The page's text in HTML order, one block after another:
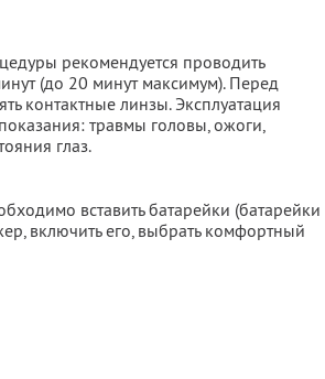
рекомендуется проводить
(до 20 минут максимум). Перед
контактные линзы. Эксплуатация
травмы головы, ожоги,
глаз.
вставить батарейки (батарейки
включить его, выбрать комфортный